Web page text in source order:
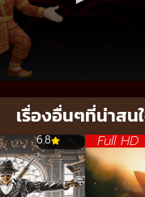
เรื่องอื่นๆที่น่าสน
6.8 Full HD